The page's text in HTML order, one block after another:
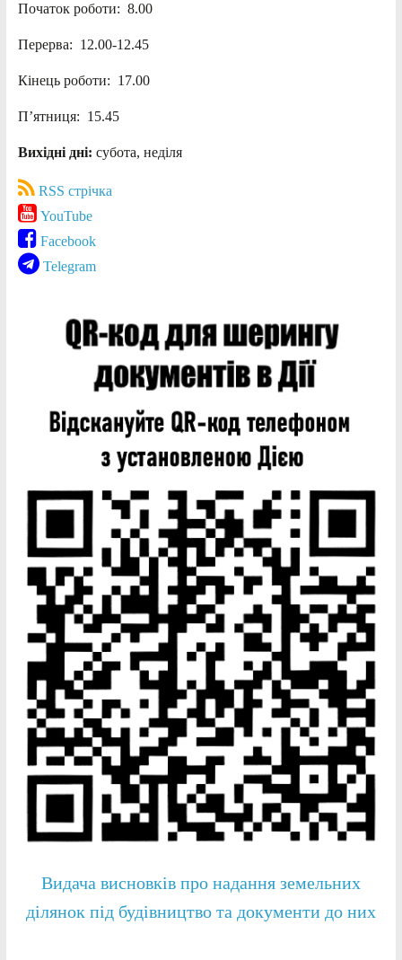
Початок роботи: 8.00
Перерва: 12.00-12.45
Кінець роботи: 17.00
П’ятниця: 15.45
Вихідні дні: субота, неділя
RSS стрічка
YouTube
Facebook
Telegram
Видача висновків про надання земельних
ділянок під будівництво та документи до них